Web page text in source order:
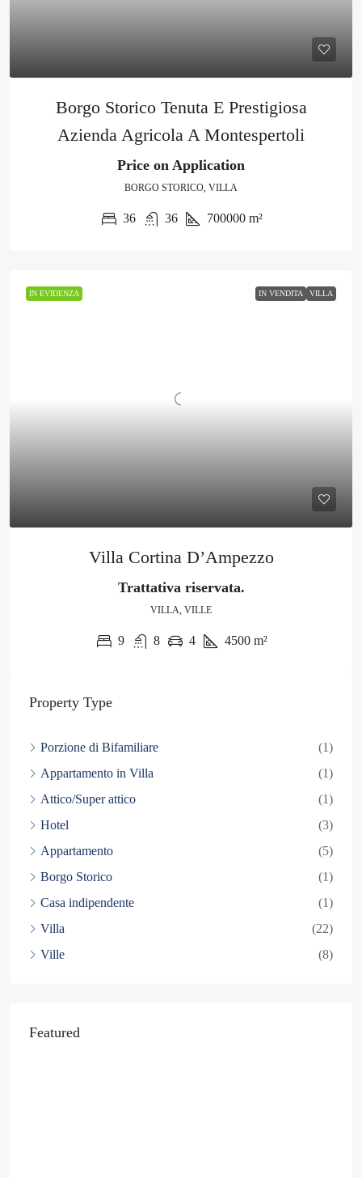
Borgo Storico Tenuta E Prestigiosa
Azienda Agricola A Montespertoli
Price on Application
BORGO STORICO, VILLA
36 36 700000 m²
IN EVIDENZA IN VENDITA VILLA
Villa Cortina D’Ampezzo
Trattativa riservata.
VILLA, VILLE
9 8 4 4500 m²
Property Type
Porzione di Bifamiliare
(1)
Appartamento in Villa
(1)
Attico/Super attico
(1)
Hotel
(3)
Appartamento
(5)
Borgo Storico
(1)
Casa indipendente
(1)
Villa
(22)
Ville
(8)
Featured